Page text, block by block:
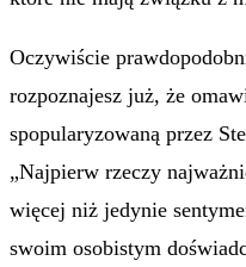
Oczywiście
rozpoznajesz już, że
spopularyzowaną przez
„Najpierw rzeczy
więcej niż jedynie
swoim osobistym